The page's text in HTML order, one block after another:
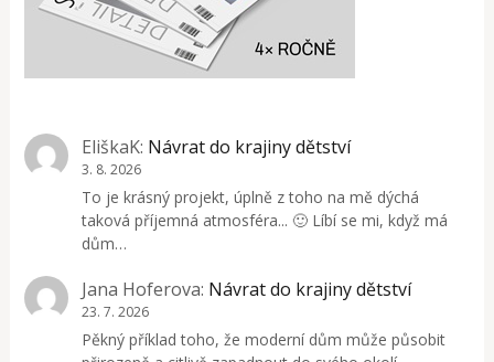
EliškaK: Návrat do krajiny dětství
3. 8. 2026
To je krásný projekt, úplně z toho na mě dýchá
taková příjemná atmosféra... 🙂 Líbí se mi, když má
dům…
Jana Hoferova: Návrat do krajiny dětství
23. 7. 2026
Pěkný příklad toho, že moderní dům může působit